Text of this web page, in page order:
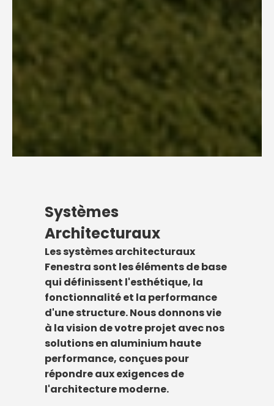
Systèmes
Architecturaux
Les systèmes architecturaux
Fenestra sont les éléments de base
qui définissent l'esthétique, la
fonctionnalité et la performance
d'une structure. Nous donnons vie
à la vision de votre projet avec nos
solutions en aluminium haute
performance, conçues pour
répondre aux exigences de
l'architecture moderne.